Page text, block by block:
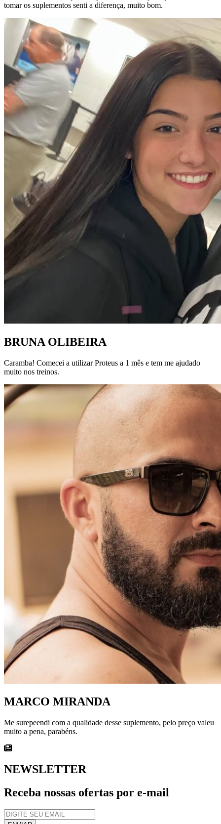
tomar os suplementos senti a diferença, muito bom.
BRUNA OLIBEIRA
Caramba! Comecei a utilizar Proteus a 1 mês e tem me ajudado
muito nos treinos.
MARCO MIRANDA
Me surepeendi com a qualidade desse suplemento, pelo preço valeu
muito a pena, parabéns.
NEWSLETTER
Receba nossas ofertas por e-mail